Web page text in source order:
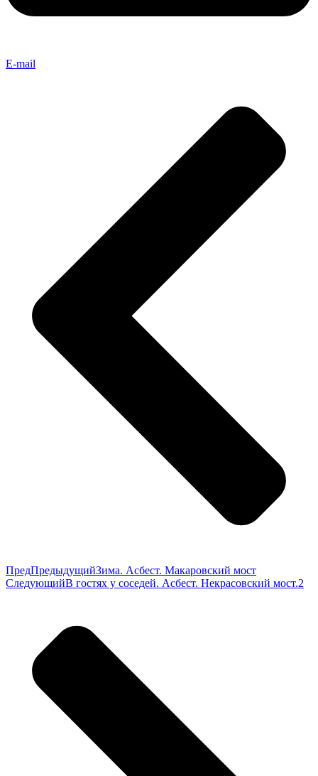
E-mail
ПредПредыдущийЗима. Асбест. Макаровский мост
СледующийВ гостях у соседей. Асбест. Некрасовский мост.2